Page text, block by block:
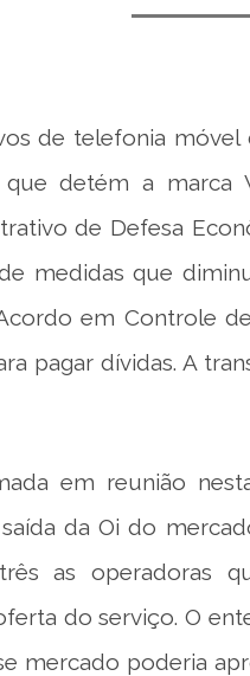
de telefonia
que detém a
de Defesa
medidas que
em Controle
pagar dívidas. A
em reunião
da Oi do
as operadoras
do serviço. O
mercado poderia